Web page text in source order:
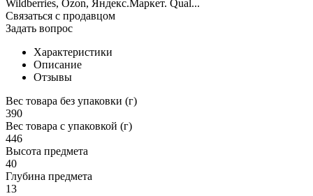
Wildberries, Ozon, Яндекс.Маркет. Qual...
Связаться с продавцом
Задать вопрос
Характеристики
Описание
Отзывы
Вес товара без упаковки (г)
390
Вес товара с упаковкой (г)
446
Высота предмета
40
Глубина предмета
13